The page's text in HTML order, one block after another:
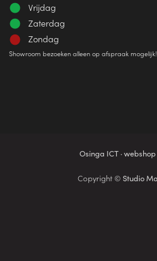
Vrijdag
Zaterdag
Zondag
Showroom bezoeken alleen op afspraak mogelijk!
Osinga ICT ·
Copyright © Studio